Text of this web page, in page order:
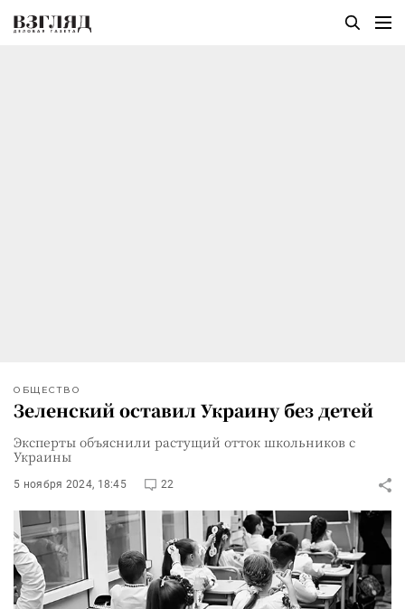
ОБЩЕСТВО
Зеленский оставил Украину без детей
Эксперты объяснили растущий отток школьников с
Украины
5 ноября 2024, 18:45 22